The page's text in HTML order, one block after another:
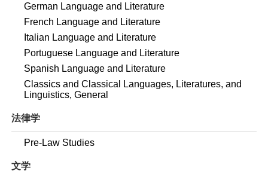
German Language and Literature
French Language and Literature
Italian Language and Literature
Portuguese Language and Literature
Spanish Language and Literature
Classics and Classical Languages, Literatures, and
Linguistics, General
法律学
Pre-Law Studies
文学